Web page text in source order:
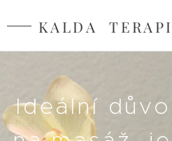
KALDA
Ideální